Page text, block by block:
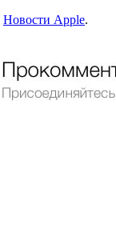
Новости Apple.